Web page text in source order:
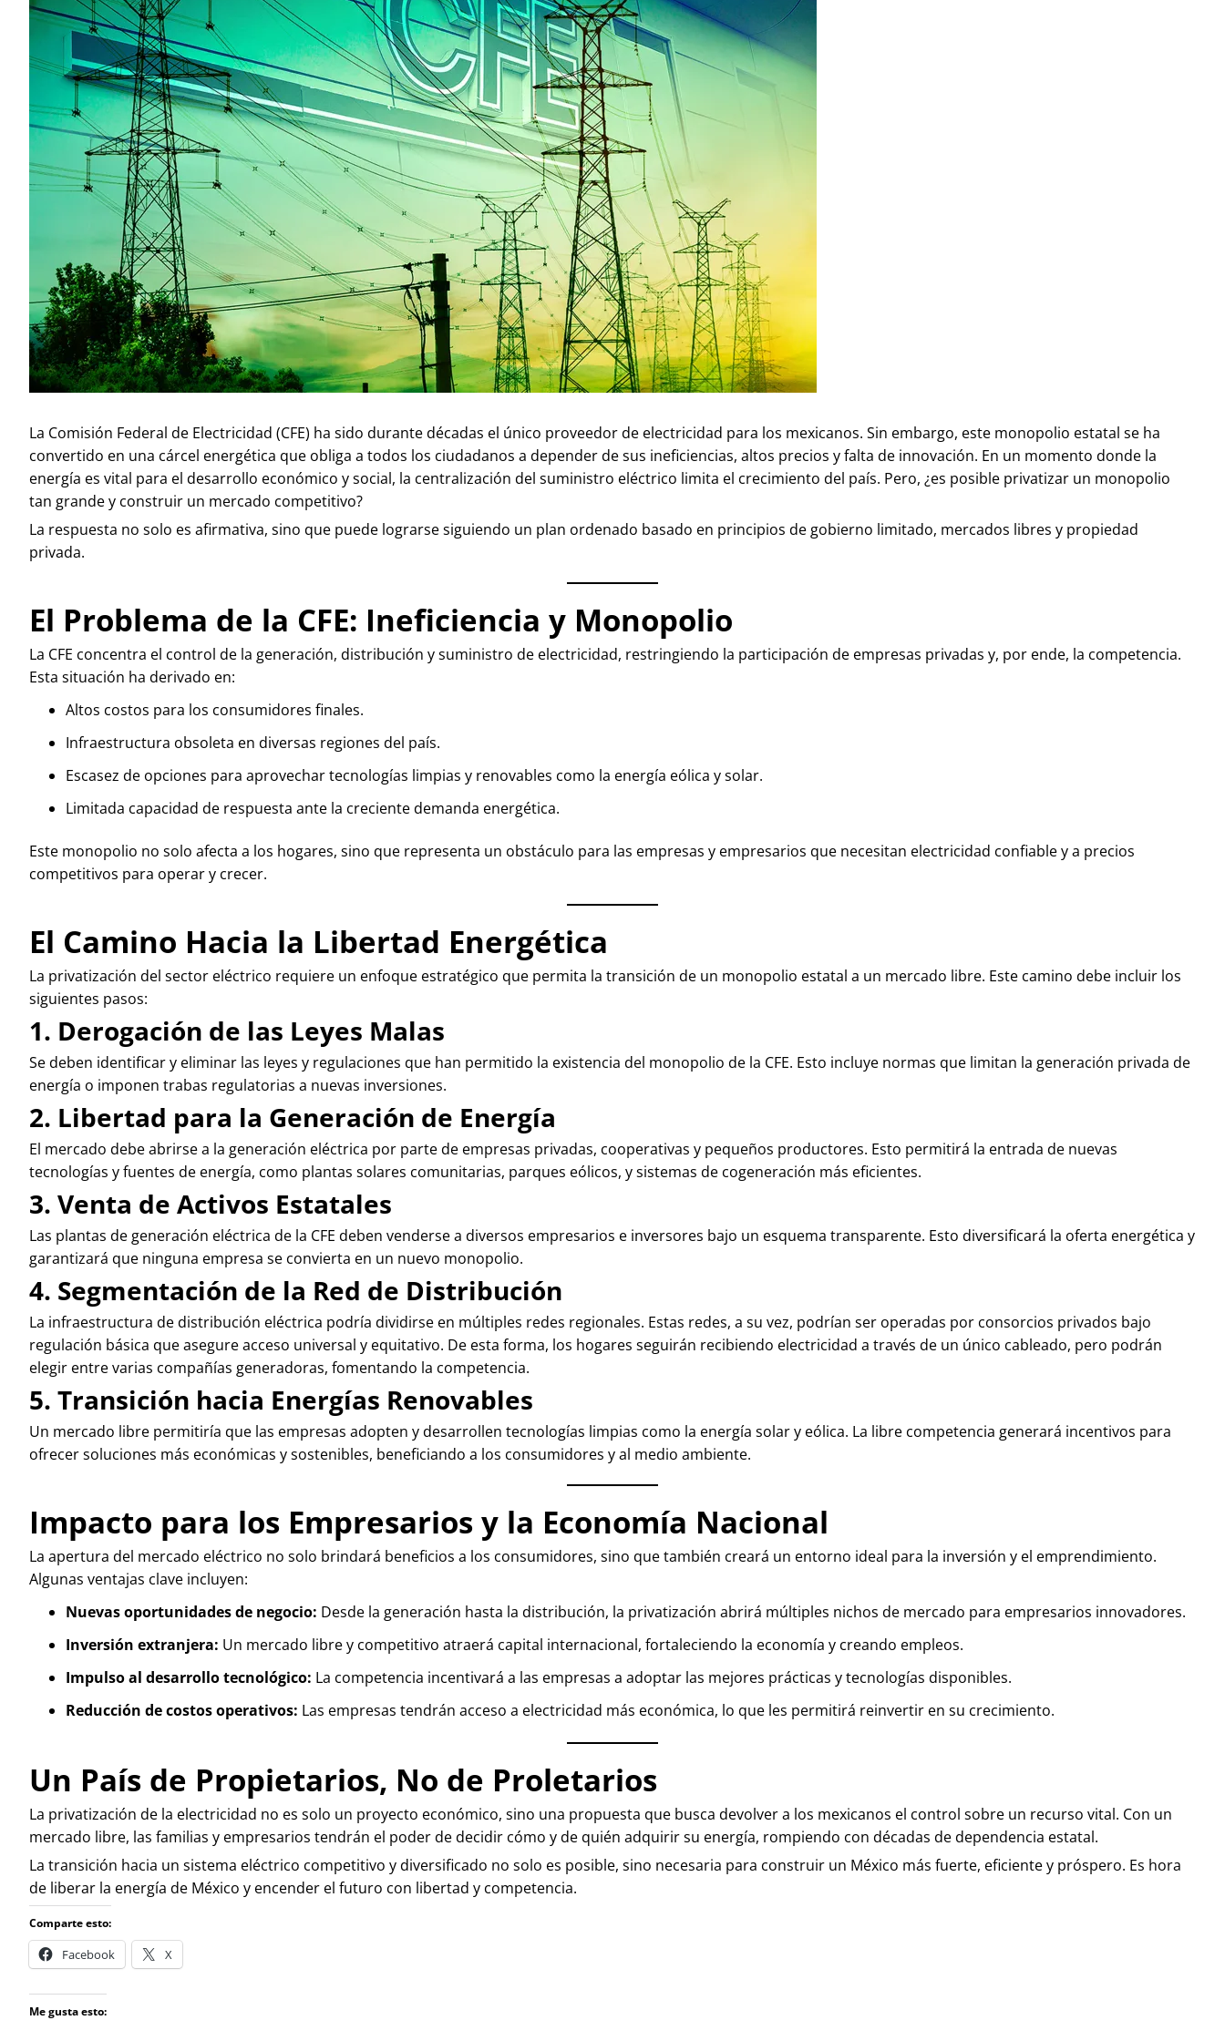
La Comisión Federal de Electricidad (CFE) ha sido durante décadas el único proveedor de electricidad para los mexicanos. Sin embargo, este monopolio estatal se ha
convertido en una cárcel energética que obliga a todos los ciudadanos a depender de sus ineficiencias, altos precios y falta de innovación. En un momento donde la
energía es vital para el desarrollo económico y social, la centralización del suministro eléctrico limita el crecimiento del país. Pero, ¿es posible privatizar un monopolio
tan grande y construir un mercado competitivo?
La respuesta no solo es afirmativa, sino que puede lograrse siguiendo un plan ordenado basado en principios de gobierno limitado, mercados libres y propiedad
privada.
El Problema de la CFE: Ineficiencia y Monopolio
La CFE concentra el control de la generación, distribución y suministro de electricidad, restringiendo la participación de empresas privadas y, por ende, la competencia.
Esta situación ha derivado en:
Altos costos para los consumidores finales.
Infraestructura obsoleta en diversas regiones del país.
Escasez de opciones para aprovechar tecnologías limpias y renovables como la energía eólica y solar.
Limitada capacidad de respuesta ante la creciente demanda energética.
Este monopolio no solo afecta a los hogares, sino que representa un obstáculo para las empresas y empresarios que necesitan electricidad confiable y a precios
competitivos para operar y crecer.
El Camino Hacia la Libertad Energética
La privatización del sector eléctrico requiere un enfoque estratégico que permita la transición de un monopolio estatal a un mercado libre. Este camino debe incluir los
siguientes pasos:
1. Derogación de las Leyes Malas
Se deben identificar y eliminar las leyes y regulaciones que han permitido la existencia del monopolio de la CFE. Esto incluye normas que limitan la generación privada de
energía o imponen trabas regulatorias a nuevas inversiones.
2. Libertad para la Generación de Energía
El mercado debe abrirse a la generación eléctrica por parte de empresas privadas, cooperativas y pequeños productores. Esto permitirá la entrada de nuevas
tecnologías y fuentes de energía, como plantas solares comunitarias, parques eólicos, y sistemas de cogeneración más eficientes.
3. Venta de Activos Estatales
Las plantas de generación eléctrica de la CFE deben venderse a diversos empresarios e inversores bajo un esquema transparente. Esto diversificará la oferta energética y
garantizará que ninguna empresa se convierta en un nuevo monopolio.
4. Segmentación de la Red de Distribución
La infraestructura de distribución eléctrica podría dividirse en múltiples redes regionales. Estas redes, a su vez, podrían ser operadas por consorcios privados bajo
regulación básica que asegure acceso universal y equitativo. De esta forma, los hogares seguirán recibiendo electricidad a través de un único cableado, pero podrán
elegir entre varias compañías generadoras, fomentando la competencia.
5. Transición hacia Energías Renovables
Un mercado libre permitiría que las empresas adopten y desarrollen tecnologías limpias como la energía solar y eólica. La libre competencia generará incentivos para
ofrecer soluciones más económicas y sostenibles, beneficiando a los consumidores y al medio ambiente.
Impacto para los Empresarios y la Economía Nacional
La apertura del mercado eléctrico no solo brindará beneficios a los consumidores, sino que también creará un entorno ideal para la inversión y el emprendimiento.
Algunas ventajas clave incluyen:
Nuevas oportunidades de negocio: Desde la generación hasta la distribución, la privatización abrirá múltiples nichos de mercado para empresarios innovadores.
Inversión extranjera: Un mercado libre y competitivo atraerá capital internacional, fortaleciendo la economía y creando empleos.
Impulso al desarrollo tecnológico: La competencia incentivará a las empresas a adoptar las mejores prácticas y tecnologías disponibles.
Reducción de costos operativos: Las empresas tendrán acceso a electricidad más económica, lo que les permitirá reinvertir en su crecimiento.
Un País de Propietarios, No de Proletarios
La privatización de la electricidad no es solo un proyecto económico, sino una propuesta que busca devolver a los mexicanos el control sobre un recurso vital. Con un
mercado libre, las familias y empresarios tendrán el poder de decidir cómo y de quién adquirir su energía, rompiendo con décadas de dependencia estatal.
La transición hacia un sistema eléctrico competitivo y diversificado no solo es posible, sino necesaria para construir un México más fuerte, eficiente y próspero. Es hora
de liberar la energía de México y encender el futuro con libertad y competencia.
Comparte esto:
Facebook X
Me gusta esto: